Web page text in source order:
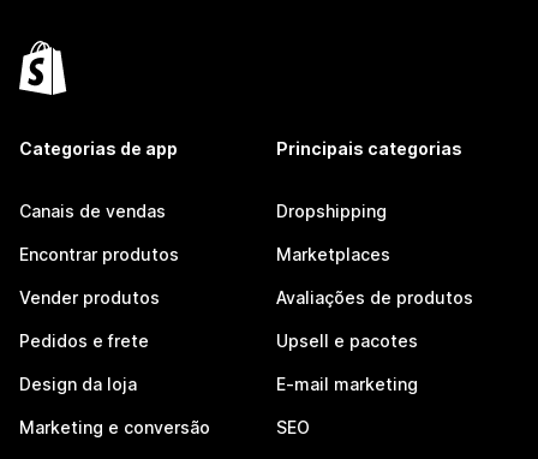
Categorias de app
Canais de vendas
Encontrar produtos
Vender produtos
Pedidos e frete
Design da loja
Marketing e conversão
Principais categorias
Dropshipping
Marketplaces
Avaliações de produtos
Upsell e pacotes
E-mail marketing
SEO